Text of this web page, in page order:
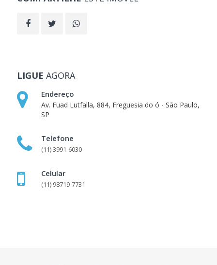
LIGUE AGORA
Endereço
Av. Fuad Lutfalla, 884, Freguesia do ó - São Paulo,
SP
Telefone
(11) 3991-6030
Celular
(11) 98719-7731